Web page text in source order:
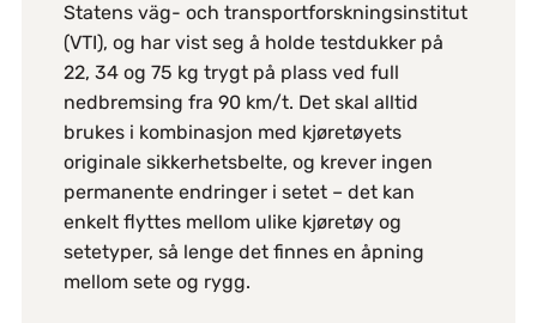
Statens väg- och transportforskningsinstitut
(VTI), og har vist seg å holde testdukker på
22, 34 og 75 kg trygt på plass ved full
nedbremsing fra 90 km/t. Det skal alltid
brukes i kombinasjon med kjøretøyets
originale sikkerhetsbelte, og krever ingen
permanente endringer i setet – det kan
enkelt flyttes mellom ulike kjøretøy og
setetyper, så lenge det finnes en åpning
mellom sete og rygg.